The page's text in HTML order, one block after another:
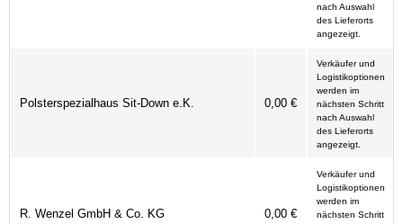
nach Auswahl
des Lieferorts
angezeigt.
Polsterspezialhaus Sit-Down e.K. 0,00 €
Verkäufer und
Logistikoptionen
werden im
nächsten Schritt
nach Auswahl
des Lieferorts
angezeigt.
R. Wenzel GmbH & Co. KG 0,00 €
Verkäufer und
Logistikoptionen
werden im
nächsten Schritt